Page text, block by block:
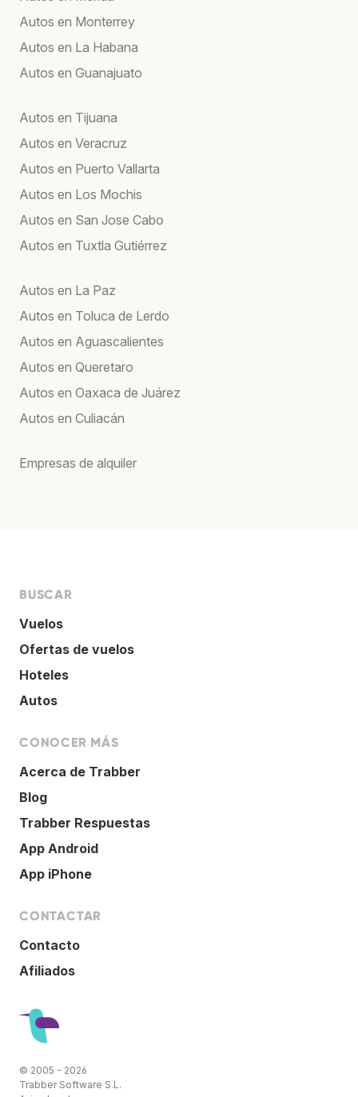
Autos en Monterrey
Autos en La Habana
Autos en Guanajuato
Autos en Tijuana
Autos en Veracruz
Autos en Puerto Vallarta
Autos en Los Mochis
Autos en San Jose Cabo
Autos en Tuxtla Gutiérrez
Autos en La Paz
Autos en Toluca de Lerdo
Autos en Aguascalientes
Autos en Queretaro
Autos en Oaxaca de Juárez
Autos en Culiacán
Empresas de alquiler
BUSCAR
Vuelos
Ofertas de vuelos
Hoteles
Autos
CONOCER MÁS
Acerca de Trabber
Blog
Trabber Respuestas
App Android
App iPhone
CONTACTAR
Contacto
Afiliados
© 2005 - 2026
Trabber Software S.L.